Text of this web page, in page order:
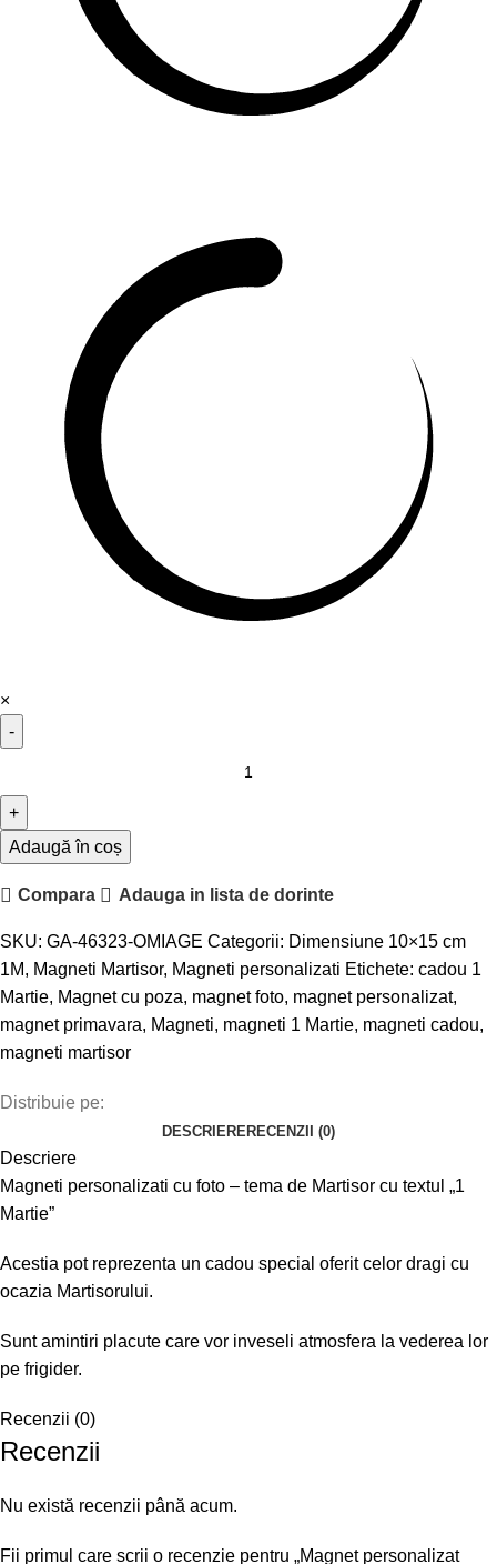
×
Adaugă în coș
Compara Adauga in lista de dorinte
SKU: GA-46323-OMIAGE Categorii: Dimensiune 10×15 cm
1M, Magneti Martisor, Magneti personalizati Etichete: cadou 1
Martie, Magnet cu poza, magnet foto, magnet personalizat,
magnet primavara, Magneti, magneti 1 Martie, magneti cadou,
magneti martisor
Distribuie pe:
DESCRIERE RECENZII (0)
Descriere
Magneti personalizati cu foto – tema de Martisor cu textul „1
Martie”
Acestia pot reprezenta un cadou special oferit celor dragi cu
ocazia Martisorului.
Sunt amintiri placute care vor inveseli atmosfera la vederea lor
pe frigider.
Recenzii (0)
Recenzii
Nu există recenzii până acum.
Fii primul care scrii o recenzie pentru „Magnet personalizat